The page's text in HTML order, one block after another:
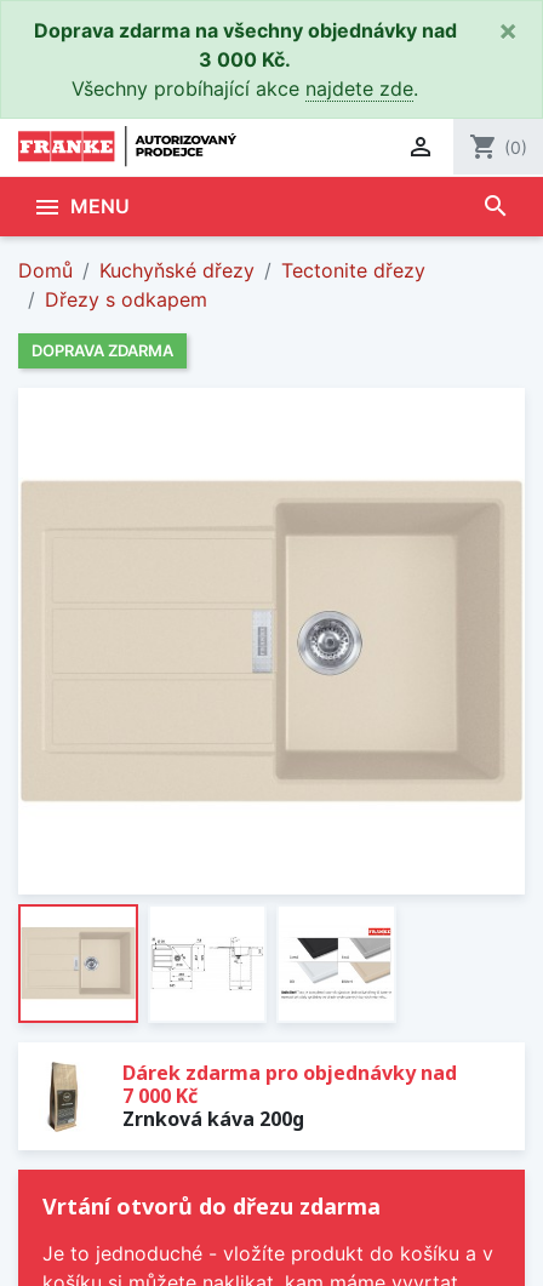
Doprava zdarma na všechny objednávky nad
3 000 Kč.
Všechny probíhající akce najdete zde.
×
 shopping_cart (0)
 MENU search
Domů Kuchyňské dřezy
Tectonite dřezy
Dřezy s odkapem
DOPRAVA ZDARMA
Dárek zdarma pro objednávky nad
7 000 Kč
Zrnková káva 200g
Vrtání otvorů do dřezu zdarma
Je to jednoduché - vložíte produkt do košíku a v